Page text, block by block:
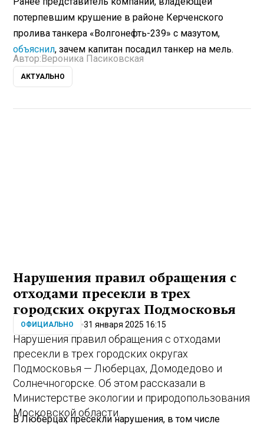
потерпевшим крушение в районе Керченского
пролива танкера «Волгонефть-239» с мазутом,
объяснил, зачем капитан посадил танкер на мель.
Автор: Вероника Пасиковская
АКТУАЛЬНО
Нарушения правил обращения с
отходами пресекли в трех
городских округах Подмосковья
ОФИЦИАЛЬНО 31 января 2025 16:15
Нарушения правил обращения с отходами
пресекли в трех городских округах
Подмосковья — Люберцах, Домодедово и
Солнечногорске. Об этом рассказали в
Министерстве экологии и природопользования
Московской области.
В Люберцах пресекли нарушения, в том числе